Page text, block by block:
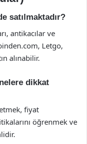
satılmaktadır?
antikacılar ve
Letgo,
alınabilir.
dikkat
fiyat
öğrenmek ve